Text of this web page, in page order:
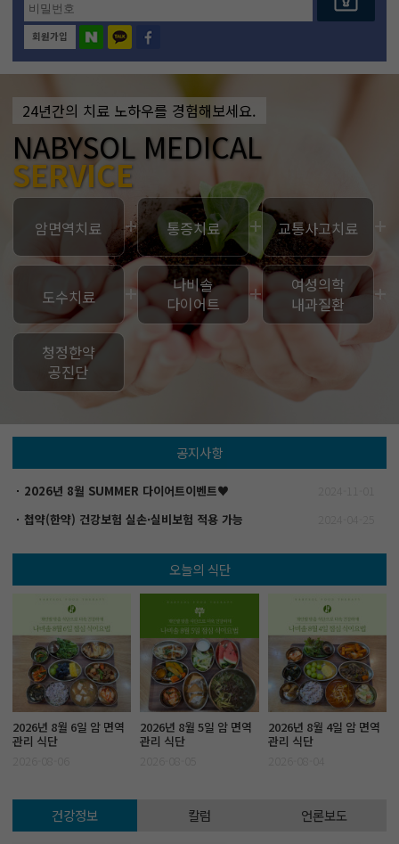
회원가입
하고 사랑
받는
환자중심
병원이 되
도록 노력
하겠습니
다.
당뇨
24년간의 치료 노하우를 경험해보세요.
NABYSOL MEDICAL
SERVICE
암면역치료 통증치료 교통사고치료
도수치료
나비솔
다이어트
여성의학
내과질환
청정한약
공진단
공지사항
2026년 8월 SUMMER 다이어트이벤트♥
첩약(한약) 건강보험 실손·실비보험 적용 가능
오늘의 식단
2026년 8월 6일 암 면역
관리 식단
2026년 8월 5일 암 면역
관리 식단
2026년 8월 4일 암 면역
관리 식단
건강정보 칼럼 언론보도